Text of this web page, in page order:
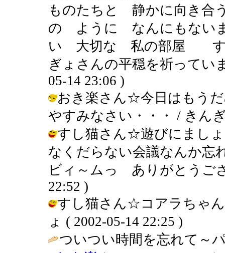
ものたちと 静かに向き合
の ように なんにもない
い 大切な 私の部屋 すし
ぎょさんの平穏を祈ってい
05-14 23:06 )
おき楽さん☆今日はもう
やすみなさい・・・ / きん
すし猫さん☆遊びにまし
なくだらない会議なんか忘
ビィ～ムっ ありがとうご
22:52 )
すし猫さん☆コアラちゃ
ょ ( 2002-05-14 22:25 )
ついつい時間を忘れて～